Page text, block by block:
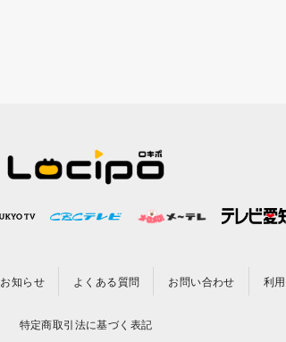
お知らせ よくある質問 お問い合わせ 利
特定商取引法に基づく表記